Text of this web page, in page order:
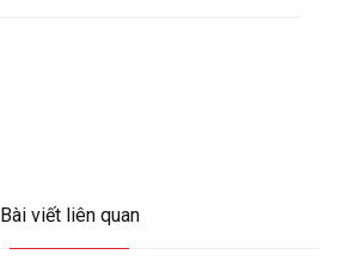
Bài viết liên quan